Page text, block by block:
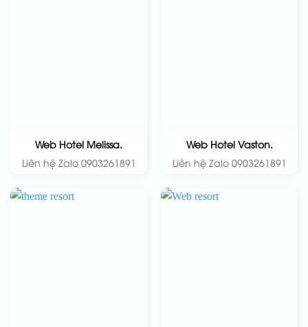
Web Hotel Melissa.
Liên hệ Zalo 0903261891
Web Hotel Vaston.
Liên hệ Zalo 0903261891